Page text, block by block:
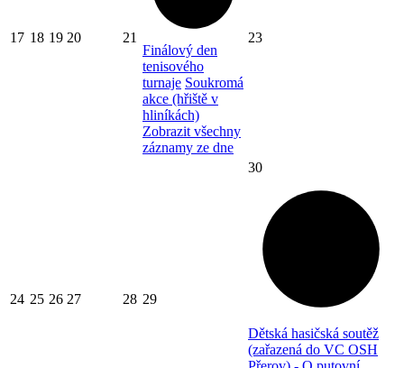
17 18 19 20 21
Finálový den
tenisového
turnaje Soukromá
akce (hřiště v
hliníkách)
Zobrazit všechny
záznamy ze dne
23
24 25 26 27 28 29
30
Dětská hasičská soutěž
(zařazená do VC OSH